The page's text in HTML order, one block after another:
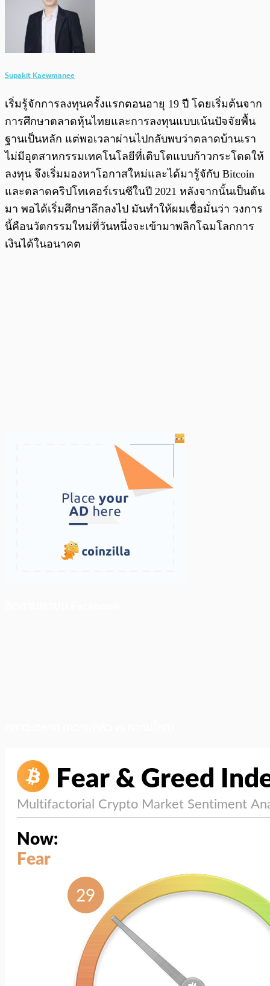
Supakit Kaewmanee
เริ่มรู้จักการลงทุนครั้งแรกตอนอายุ 19 ปี โดยเริ่มต้นจาก
การศึกษาตลาดหุ้นไทยและการลงทุนแบบเน้นปัจจัยพื้น
ฐานเป็นหลัก แต่พอเวลาผ่านไปกลับพบว่าตลาดบ้านเรา
ไม่มีอุตสาหกรรมเทคโนโลยีที่เติบโตแบบก้าวกระโดดให้
ลงทุน จึงเริ่มมองหาโอกาสใหม่และได้มารู้จักับ Bitcoin
และตลาดคริปโทเคอร์เรนซีในปี 2021 หลังจากนั้นเป็นต้น
มา พอได้เริ่มศึกษาลึกลงไป มันทำให้ผมเชื่อมั่นว่า วงการ
นี้คือนวัตกรรมใหม่ที่วันหนึ่งจะเข้ามาพลิกโฉมโลกการ
เงินได้ในอนาคต